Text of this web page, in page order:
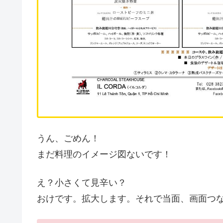
うん、ごめん！
まだ料理のイメージ図ないです！
え？小さくて見辛い？
おけです。拡大します。それで当面、画面つ